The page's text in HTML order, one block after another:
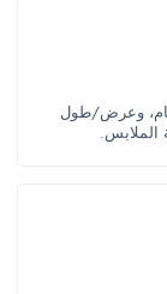
وعرض/طول
الملابس.